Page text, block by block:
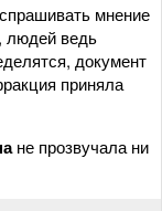
мнение
людей ведь
документ
приняла
не прозвучала ни